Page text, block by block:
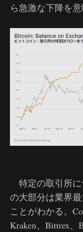
ら急激な下降を
特定の取引所に
の大部分は業界
ことがわかる。
Kraken、Bittrex、